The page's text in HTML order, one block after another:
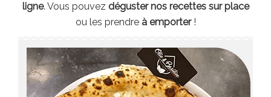
ligne. Vous pouvez déguster nos recettes sur place
ou les prendreà emporter!